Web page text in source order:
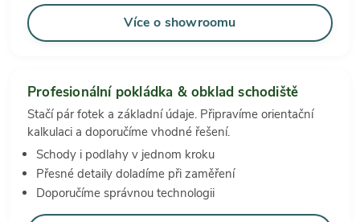
Více o showroomu
Profesionální pokládka & obklad schodiště
Stačí pár fotek a základní údaje. Připravíme orientační
kalkulaci a doporučíme vhodné řešení.
Schody i podlahy v jednom kroku
Přesné detaily doladíme při zaměření
Doporučíme správnou technologii